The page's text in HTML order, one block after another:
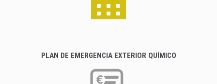
PLAN DE EMERGENCIA EXTERIOR QUÍMICO